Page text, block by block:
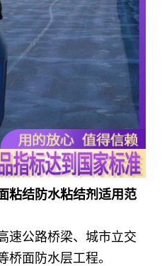
粘结防水粘结剂 适用范
速公路桥梁、城市立交
桥面防水层工程。